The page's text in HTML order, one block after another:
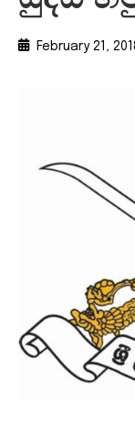
February 21,